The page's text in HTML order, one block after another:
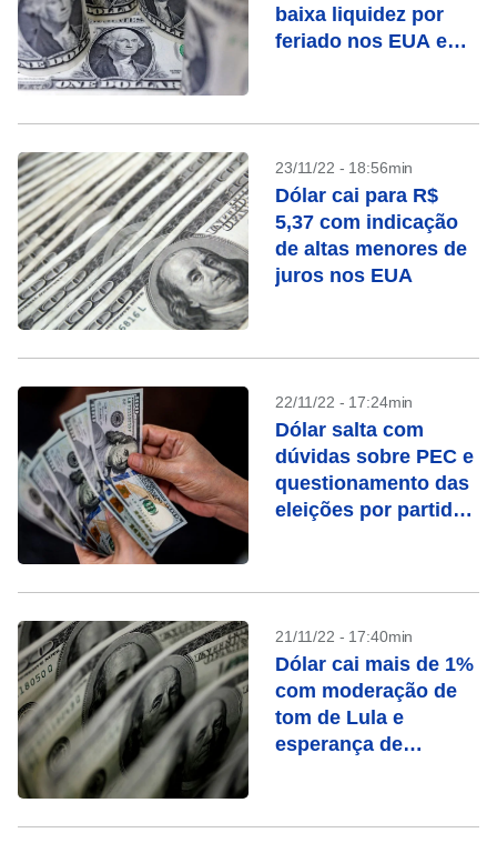
baixa liquidez por
feriado nos EUA e
23/11/22 - 18:56min
Dólar cai para R$
5,37 com indicação
de altas menores de
juros nos EUA
22/11/22 - 17:24min
Dólar salta com
dúvidas sobre PEC e
questionamento das
eleições por partido
21/11/22 - 17:40min
Dólar cai mais de 1%
com moderação de
tom de Lula e
esperança de